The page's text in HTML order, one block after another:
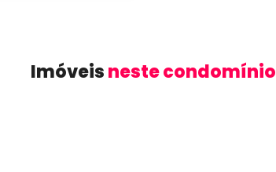
Imóveisneste condomínio